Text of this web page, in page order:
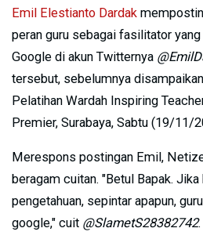
Emil Elestianto Dardak
peran guru sebagai fasilitator
Google di akun Twitternya
tersebut, sebelumnya
Pelatihan Wardah Inspiring
Premier, Surabaya, Sabtu (19/11/
Merespons postingan Emil,
beragam cuitan. "Betul Bapak. Jika
pengetahuan, sepintar apapun,
google," cuit @SlametS28382742.